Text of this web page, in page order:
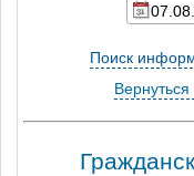
Поиск